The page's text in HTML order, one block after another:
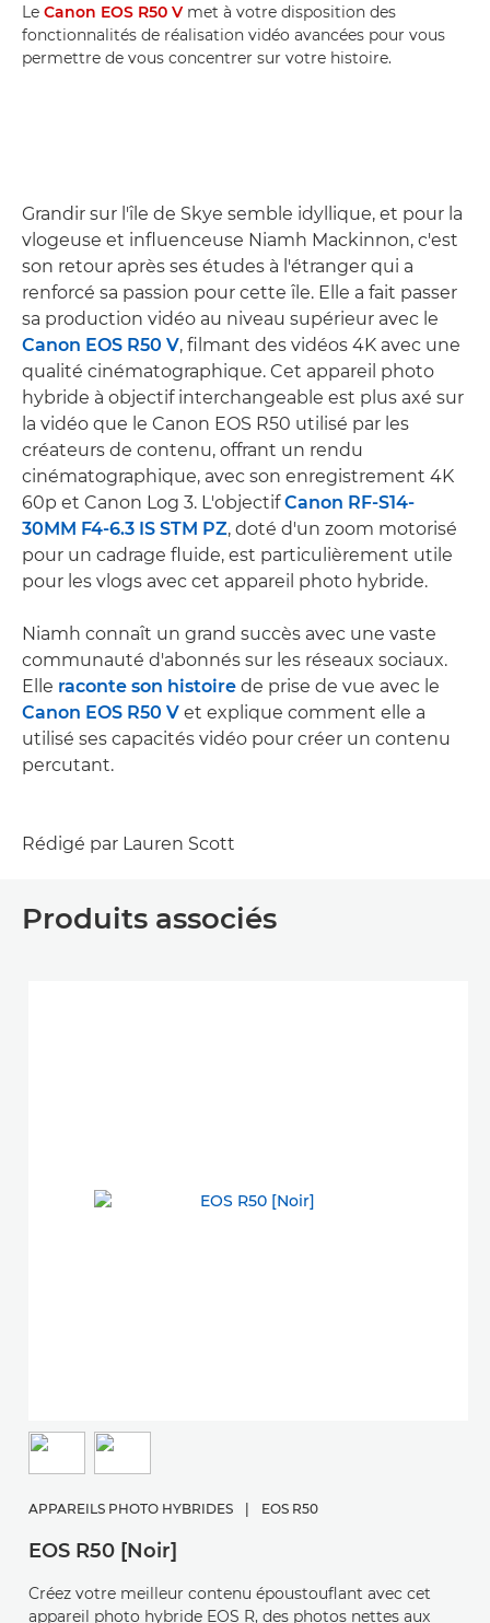
Le Canon EOS R50 V met à votre disposition des
fonctionnalités de réalisation vidéo avancées pour vous
permettre de vous concentrer sur votre histoire.
Grandir sur l'île de Skye semble idyllique, et pour la
vlogeuse et influenceuse Niamh Mackinnon, c'est
son retour après ses études à l'étranger qui a
renforcé sa passion pour cette île. Elle a fait passer
sa production vidéo au niveau supérieur avec le
Canon EOS R50 V, filmant des vidéos 4K avec une
qualité cinématographique. Cet appareil photo
hybride à objectif interchangeable est plus axé sur
la vidéo que le Canon EOS R50 utilisé par les
créateurs de contenu, offrant un rendu
cinématographique, avec son enregistrement 4K
60p et Canon Log 3. L'objectifCanon RF-S14-
30MM F4-6.3 IS STM PZ, doté d'un zoom motorisé
pour un cadrage fluide, est particulièrement utile
pour les vlogs avec cet appareil photo hybride.
Niamh connaît un grand succès avec une vaste
communauté d'abonnés sur les réseaux sociaux.
Elle raconte son histoire de prise de vue avec le
Canon EOS R50 V et explique comment elle a
utilisé ses capacités vidéo pour créer un contenu
percutant.
Rédigé par Lauren Scott
Produits associés
APPAREILS PHOTO HYBRIDES | EOS R50
EOS R50 [Noir]
Créez votre meilleur contenu époustouflant avec cet
appareil photo hybride EOS R, des photos nettes aux